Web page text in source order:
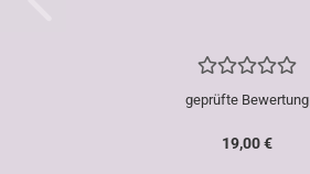
geprüfte Bewertung
19,00 €